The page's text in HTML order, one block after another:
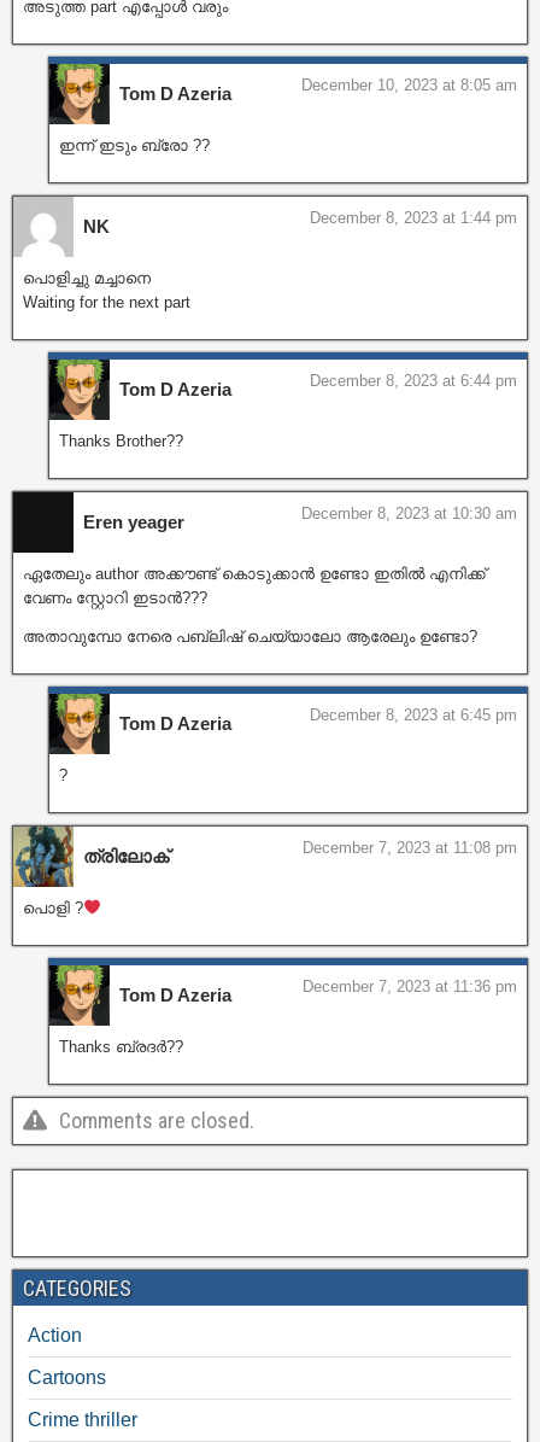
അടുത്ത part എപ്പോൾ വരും
Tom D Azeria December 10, 2023 at 8:05 am
ഇന്ന് ഇടും ബ്രോ ??
NK December 8, 2023 at 1:44 pm
പൊളിച്ചു മച്ചാനെ
Waiting for the next part
Tom D Azeria December 8, 2023 at 6:44 pm
Thanks Brother??
Eren yeager December 8, 2023 at 10:30 am
ഏതേലും author അക്കൗണ്ട് കൊടുക്കാൻ ഉണ്ടോ ഇതിൽ എനിക്ക്
വേണം സ്റ്റോറി ഇടാൻ???
അതാവുമ്പോ നേരെ പബ്ലിഷ് ചെയ്യാലോ ആരേലും ഉണ്ടോ?
Tom D Azeria December 8, 2023 at 6:45 pm
?
ത്രിലോക് December 7, 2023 at 11:08 pm
പൊളി ?
Tom D Azeria December 7, 2023 at 11:36 pm
Thanks ബ്രദർ??
Comments are closed.
CATEGORIES
Action
Cartoons
Crime thriller